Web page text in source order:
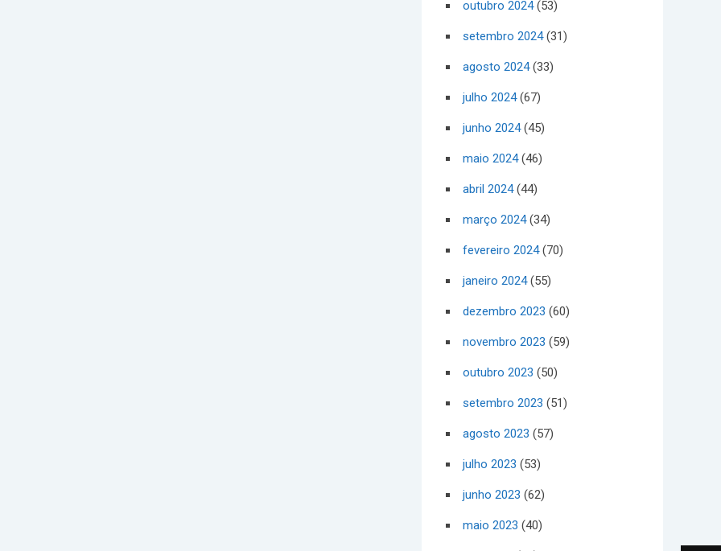
outubro 2024(53)
setembro 2024(31)
agosto 2024(33)
julho 2024(67)
junho 2024(45)
maio 2024(46)
abril 2024(44)
março 2024(34)
fevereiro 2024(70)
janeiro 2024(55)
dezembro 2023 (60)
novembro 2023 (59)
outubro 2023 (50)
setembro 2023 (51)
agosto 2023 (57)
julho 2023 (53)
junho 2023 (62)
maio 2023 (40)